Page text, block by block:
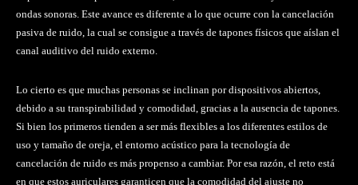
ondas sonoras. Este avance es diferente a lo que ocurre con la cancelación
pasiva de ruido, la cual se consigue a través de tapones físicos que aíslan el
canal auditivo del ruido externo.
Lo cierto es que muchas personas se inclinan por dispositivos abiertos,
debido a su transpirabilidad y comodidad, gracias a la ausencia de tapones.
Si bien los primeros tienden a ser más flexibles a los diferentes estilos de
uso y tamaño de oreja, el entorno acústico para la tecnología de
cancelación de ruido es más propenso a cambiar. Por esa razón, el reto está
en que estos auriculares garanticen que la comodidad del ajuste no